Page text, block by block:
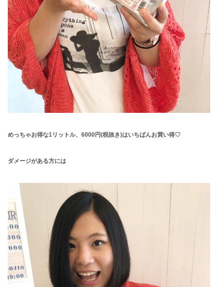
めっちゃお得な1リットル、6000円(税抜き)はいちばんお買い得♡
ダメージがある方には